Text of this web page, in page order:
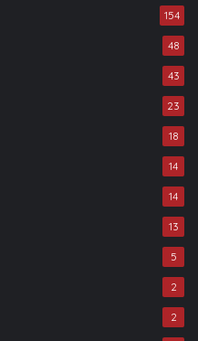
154
48
43
23
18
14
14
13
5
2
2